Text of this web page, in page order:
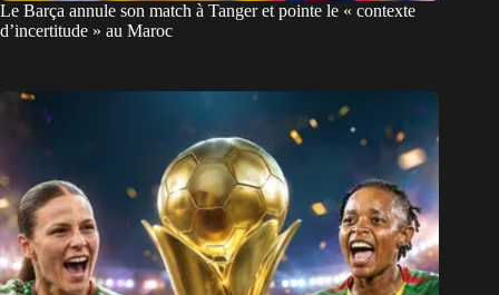
Le Barça annule son match à Tanger et pointe le « contexte
d’incertitude » au Maroc